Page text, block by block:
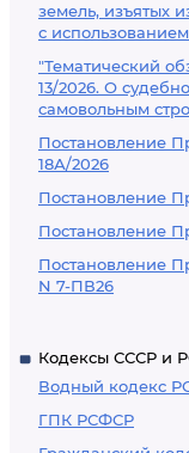
земель, изъятых
с
"Тематический
13/2026. О
самовольным
Постановление
18А/2026
Постановление
Постановление
Постановление
N 7-ПВ26
Кодексы СССР и
Водный кодекс
ГПК РСФСР